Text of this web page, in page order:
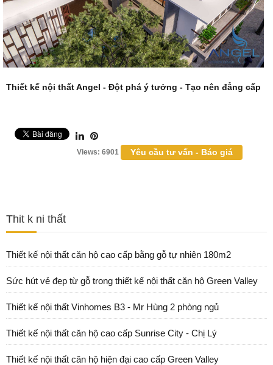
Thiết kế nội thấtAngel - Đột phá ý tưởng - Tạo nên đẳng cấp
Views: 6901 Yêu cầu tư vấn - Báo giá
Thit k ni thất
Thiết kế nội thất căn hộ cao cấp bằng gỗ tự nhiên 180m2
Sức hút vẻ đẹp từ gỗ trong thiết kế nội thất căn hộ Green Valley
Thiết kế nội thất Vinhomes B3 - Mr Hùng 2 phòng ngủ
Thiết kế nội thất căn hộ cao cấp Sunrise City - Chị Lý
Thiết kế nội thất căn hộ hiện đại cao cấp Green Valley